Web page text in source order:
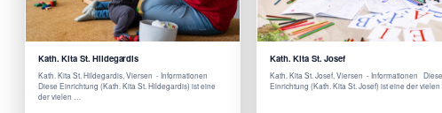
Kath. Kita St. Hildegardis
Kath. Kita St. Hildegardis, Viersen - Informationen
Diese Einrichtung (Kath. Kita St. Hildegardis) ist eine
der vielen …
Kath. Kita St. Josef
Kath. Kita St. Josef, Viersen - Informationen Diese
Einrichtung (Kath. Kita St. Josef) ist eine der vielen